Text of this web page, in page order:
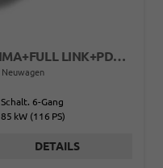
STYLE FAMILY ACC+SHZ+KLIMA+FULL LINK+PDC+LED+16" ALU
Neuwagen
Schalt. 6-Gang
85 kW (116 PS)
DETAILS